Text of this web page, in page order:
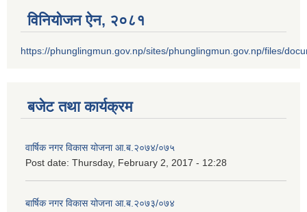
विनियोजन ऐन‚ २०८१
https://phunglingmun.gov.np/sites/phunglingmun.gov.np/files/
बजेट तथा कार्यक्रम
वार्षिक नगर विकास योजना आ.ब.२०७४/०७५
Post date: Thursday, February 2, 2017 - 12:28
बार्षिक नगर विकास योजना आ.ब.२०७३/०७४